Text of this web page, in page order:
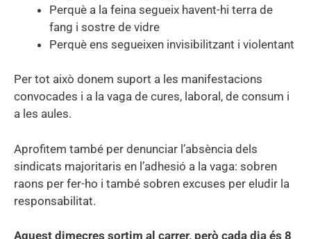
Perquè a la feina segueix havent-hi terra de
fang i sostre de vidre
Perquè ens segueixen invisibilitzant i violentant
Per tot això donem suport a les manifestacions
convocades i a la vaga de cures, laboral, de consum i
a les aules.
Aprofitem també per denunciar l’absència dels
sindicats majoritaris en l’adhesió a la vaga: sobren
raons per fer-ho i també sobren excuses per eludir la
responsabilitat.
Aquest dimecres sortim al carrer, però cada dia és 8